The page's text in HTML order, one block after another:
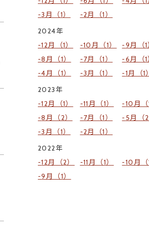
3月（1）
2月（1）
2024年
12月（1）
10月（1）
9月（1
8月（1）
7月（1）
6月（1
4月（1）
3月（1）
1月（1）
2023年
12月（1）
11月（1）
10月（
8月（2）
7月（1）
5月（2
3月（1）
2月（1）
2022年
12月（2）
11月（1）
10月（
9月（1）